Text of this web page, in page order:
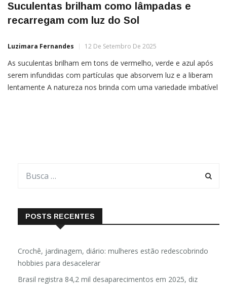
Suculentas brilham como lâmpadas e
recarregam com luz do Sol
Luzimara Fernandes 12 De Setembro De 2025
As suculentas brilham em tons de vermelho, verde e azul após
serem infundidas com partículas que absorvem luz e a liberam
lentamente A natureza nos brinda com uma variedade imbatível
POSTS RECENTES
Crochê, jardinagem, diário: mulheres estão redescobrindo
hobbies para desacelerar
Brasil registra 84,2 mil desaparecimentos em 2025, diz